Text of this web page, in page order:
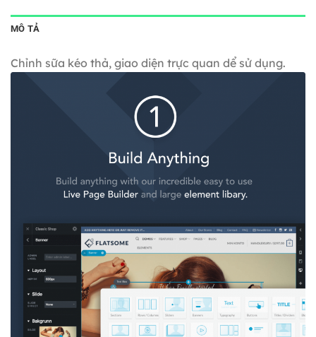
MÔ TẢ
Chỉnh sữa kéo thả, giao diện trực quan dể sử dụng.